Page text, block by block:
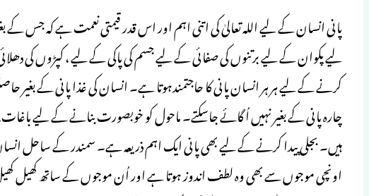
پانی انسان کے لیے اللہ تعالیٰ کی اتنی اہم اور اس قدر قیمتی نعمت ہے کہ جس
لیے پکوان کے لیے برتنوں کی صفائی کے لیے جسم کی پاکی کے لیے ، کپڑوں
کرنے کے لیے ہر ہر انسان پانی کا حاجتمندہوتا ہے۔ انسان کی غذا پانی کے بغیر
چارہ پانی کے بغیر نہیں اُگائے جاسکتے۔ ماحول کو خوبصورت بنانے کے لیے
ہیں۔ بجلی پیدا کرنے کے لیے بھی پانی ایک اہم ذریعہ ہے۔ سمندر کے ساحل
اونچی موجوں سے بھی وہ لطف اندوز ہوتا ہے اور اُن موجوں کے ساتھ کھیل